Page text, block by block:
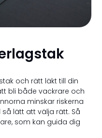
och rätt läkt till din
bli både vackrare och
minskar riskerna
lätt att välja rätt. Så
som kan guida dig